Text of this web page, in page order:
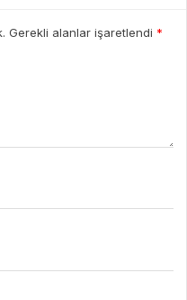
Gerekli alanlar işaretlendi *